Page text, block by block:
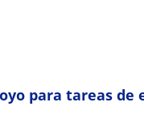
para tareas de